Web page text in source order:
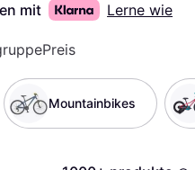
Ratenzahlung
suchst, unsere Filter
das zu dir passt.
zu erfahren und die
Fahrrad und finde den
»
mit Lerne wie
Preis
Mountainbikes